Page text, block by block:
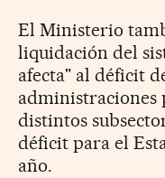
El Ministerio
liquidación del
afecta" al déficit
administraciones
distintos
déficit para el
año.